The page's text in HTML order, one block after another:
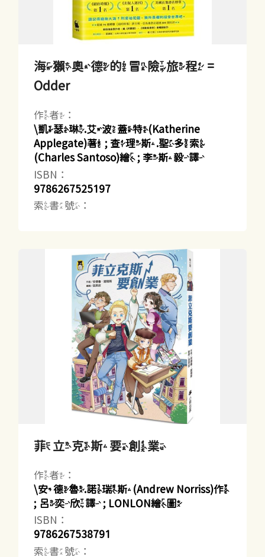
海獺奧德的冒險旅程 =
Odder
作者：
\凱瑟琳.艾波蓋特(Katherine
Applegate)著 ; 查理斯.聖多索
(Charles Santoso)繪 ; 李斯毅譯
ISBN：
9786267525197
索書號：
菲立克斯要創業
作者：
\安德魯.諾瑞斯(Andrew Norriss)作
; 呂奕欣譯 ; LONLON繪圖
ISBN：
9786267538791
索書號：